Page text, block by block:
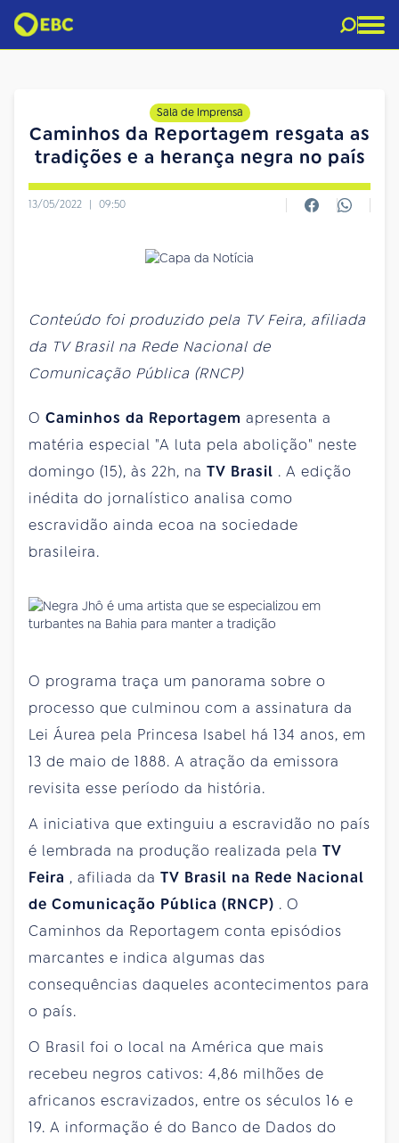
Sala de Imprensa
Caminhos da Reportagem resgata as
tradições e a herança negra no país
13/05/2022 | 09:50
Conteúdo foi produzido pela TV Feira, afiliada
da TV Brasil na Rede Nacional de
Comunicação Pública (RNCP)
O Caminhos da Reportagem apresenta a
matéria especial "A luta pela abolição" neste
domingo (15), às 22h, na TV Brasil . A edição
inédita do jornalístico analisa como
escravidão ainda ecoa na sociedade
brasileira.
O programa traça um panorama sobre o
processo que culminou com a assinatura da
Lei Áurea pela Princesa Isabel há 134 anos, em
13 de maio de 1888. A atração da emissora
revisita esse período da história.
A iniciativa que extinguiu a escravidão no país
é lembrada na produção realizada pela TV
Feira , afiliada da TV Brasil na Rede Nacional
de Comunicação Pública (RNCP) . O
Caminhos da Reportagem conta episódios
marcantes e indica algumas das
consequências daqueles acontecimentos para
o país.
O Brasil foi o local na América que mais
recebeu negros cativos: 4,86 milhões de
africanos escravizados, entre os séculos 16 e
19. A informação é do Banco de Dados do